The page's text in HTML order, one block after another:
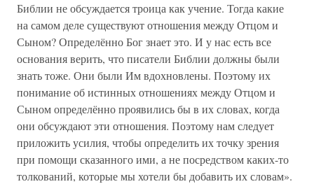
Библии не обсуждается троица как учение. Тогда какие
на самом деле существуют отношения между Отцом и
Сыном? Определённо Бог знает это. И у нас есть все
основания верить, что писатели Библии должны были
знать тоже. Они были Им вдохновлены. Поэтому их
понимание об истинных отношениях между Отцом и
Сыном определённо проявились бы в их словах, когда
они обсуждают эти отношения. Поэтому нам следует
приложить усилия, чтобы определить их точку зрения
при помощи сказанного ими, а не посредством каких-то
толкований, которые мы хотели бы добавить их словам».